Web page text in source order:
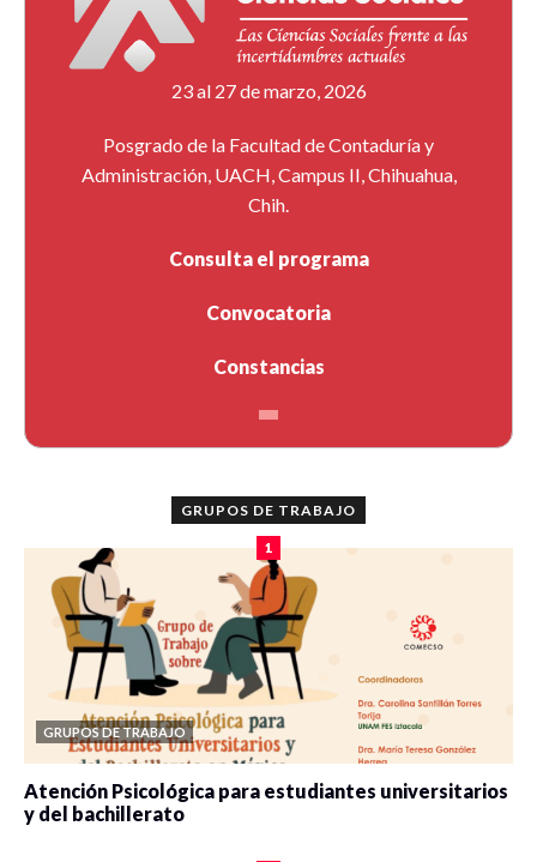
23 al 27 de marzo, 2026
Posgrado de la Facultad de Contaduría y
Administración, UACH, Campus II, Chihuahua,
Chih.
Consulta el programa
Convocatoria
Constancias
GRUPOS DE TRABAJO
1
GRUPOS DE TRABAJO
Atención Psicológica para estudiantes universitarios
y del bachillerato